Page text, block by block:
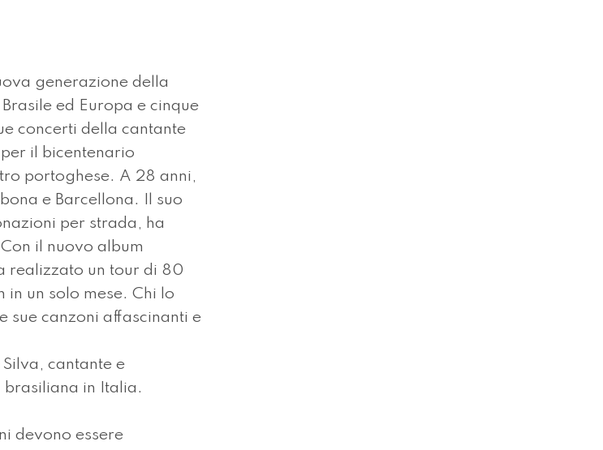
generazione della
ed Europa e cinque
concerti della cantante
il bicentenario
portoghese. A 28 anni,
e Barcellona. Il suo
per strada, ha
il nuovo album
realizzato un tour di 80
un solo mese. Chi lo
sue canzoni affascinanti e
cantante e
brasiliana in Italia.
devono essere